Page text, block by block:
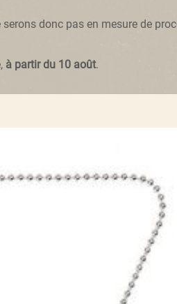
donc pas en mesure de
à partir du 10 août.